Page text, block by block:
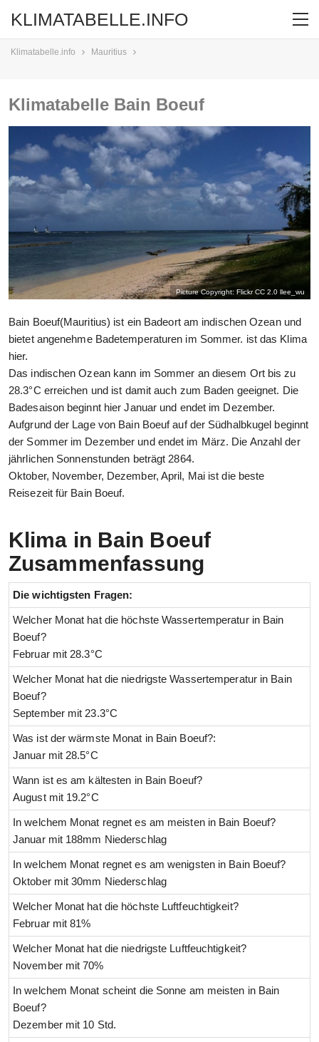
KLIMATABELLE.INFO
Klimatabelle.info Mauritius
Klimatabelle Bain Boeuf
Picture Copyright: Flickr CC 2.0 llee_wu
Bain Boeuf(Mauritius) ist ein Badeort am indischen Ozean und
bietet angenehme Badetemperaturen im Sommer. ist das Klima
hier.
Das indischen Ozean kann im Sommer an diesem Ort bis zu
28.3°C erreichen und ist damit auch zum Baden geeignet. Die
Badesaison beginnt hier Januar und endet im Dezember.
Aufgrund der Lage von Bain Boeuf auf der Südhalbkugel beginnt
der Sommer im Dezember und endet im März. Die Anzahl der
jährlichen Sonnenstunden beträgt 2864.
Oktober, November, Dezember, April, Mai ist die beste
Reisezeit für Bain Boeuf.
Klima in Bain Boeuf
Zusammenfassung
Die wichtigsten Fragen:
Welcher Monat hat die höchste Wassertemperatur in Bain
Boeuf?
Februar mit 28.3°C
Welcher Monat hat die niedrigste Wassertemperatur in Bain
Boeuf?
September mit 23.3°C
Was ist der wärmste Monat in Bain Boeuf?:
Januar mit 28.5°C
Wann ist es am kältesten in Bain Boeuf?
August mit 19.2°C
In welchem Monat regnet es am meisten in Bain Boeuf?
Januar mit 188mm Niederschlag
In welchem Monat regnet es am wenigsten in Bain Boeuf?
Oktober mit 30mm Niederschlag
Welcher Monat hat die höchste Luftfeuchtigkeit?
Februar mit 81%
Welcher Monat hat die niedrigste Luftfeuchtigkeit?
November mit 70%
In welchem Monat scheint die Sonne am meisten in Bain
Boeuf?
Dezember mit 10 Std.